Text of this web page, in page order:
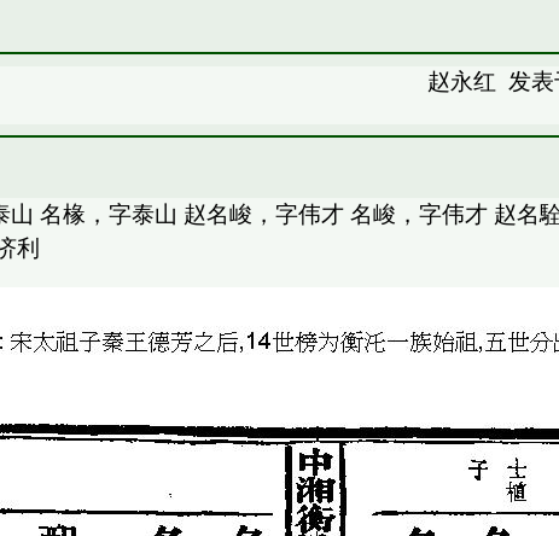
赵永红 发
名椽，字泰山 赵名峻，字伟才 名峻，字伟才 赵名
利